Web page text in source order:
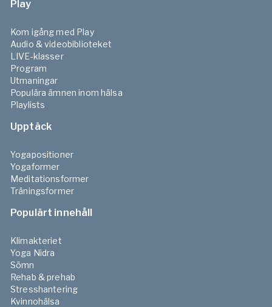
Play
Kom igång med Play
Audio & videobiblioteket
LIVE-klasser
Program
Utmaningar
Populära ämnen inom hälsa
Playlists
Upptäck
Yogapositioner
Yogaformer
Meditationsformer
Träningsformer
Populärt innehåll
Klimakteriet
Yoga Nidra
Sömn
Rehab & prehab
Stresshantering
Kvinnohälsa